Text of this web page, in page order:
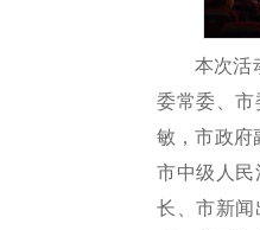
本次活
委常委、
敏，市政府
市中级人
长、市新